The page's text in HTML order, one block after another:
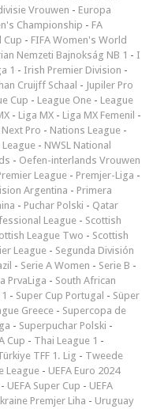
Vrouwen - Europa
Championship - FA
Cup - FIFA Women's World
Nemzeti Bajnokság NB 1 - I
1 - Irish Premier Division -
Cruijff Schaal - Jupiler Pro
Cup - League One - League
- Liga MX - Liga MX Femenil -
Next Pro - Nations League -
- NWSL National
- Oefen-interlands Vrouwen
League - Premjer-Liga -
Argentina - Primera
- Puchar Polski - Qatar
League - Scottish
League Two - Scottish
League - Segunda División
- Serie A Women - Serie B -
PrvaLiga - South African
- Super Cup Portugal - Süper
Greece - Supercopa de
- Superpuchar Polski -
Cup - Thai League 1 -
TFF 1. Lig - Tweede
League - UEFA Euro 2024
- UEFA Super Cup - UEFA
Premjer Liha - Uruguay